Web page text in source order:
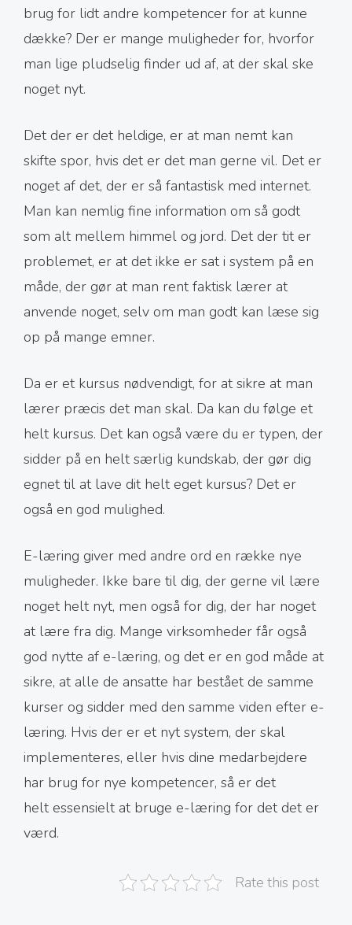
brug for lidt andre kompetencer for at kunne
dække? Der er mange muligheder for, hvorfor
man lige pludselig finder ud af, at der skal ske
noget nyt.
Det der er det heldige, er at man nemt kan
skifte spor, hvis det er det man gerne vil. Det er
noget af det, der er så fantastisk med internet.
Man kan nemlig fine information om så godt
som alt mellem himmel og jord. Det der tit er
problemet, er at det ikke er sat i system på en
måde, der gør at man rent faktisk lærer at
anvende noget, selv om man godt kan læse sig
op på mange emner.
Da er et kursus nødvendigt, for at sikre at man
lærer præcis det man skal. Da kan du følge et
helt kursus. Det kan også være du er typen, der
sidder på en helt særlig kundskab, der gør dig
egnet til at lave dit helt eget kursus? Det er
også en god mulighed.
E-læring giver med andre ord en række nye
muligheder. Ikke bare til dig, der gerne vil lære
noget helt nyt, men også for dig, der har noget
at lære fra dig. Mange virksomheder får også
god nytte af e-læring, og det er en god måde at
sikre, at alle de ansatte har bestået de samme
kurser og sidder med den samme viden efter e-
læring. Hvis der er et nyt system, der skal
implementeres, eller hvis dine medarbejdere
har brug for nye kompetencer, så er det
helt essensielt at bruge e-læring for det det er
værd.
Rate this post